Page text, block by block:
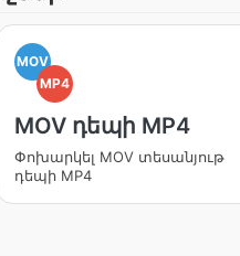
MOV
MP4
MOV դեպի MP4
Փոխարկել MOV տեսանյութ
դեպի MP4